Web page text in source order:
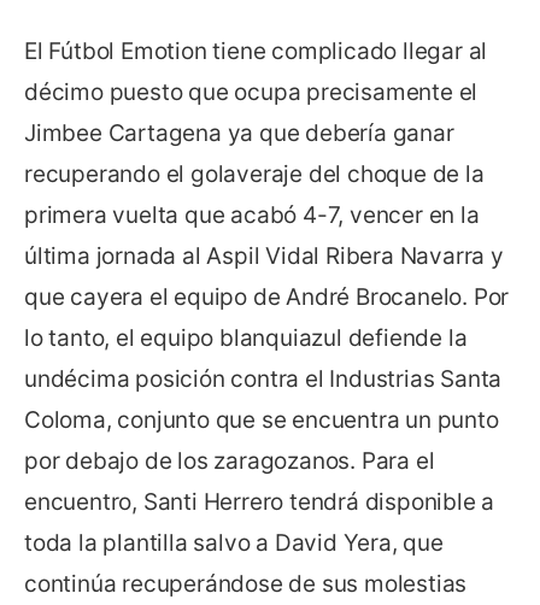
El Fútbol Emotion tiene complicado llegar al
décimo puesto que ocupa precisamente el
Jimbee Cartagena ya que debería ganar
recuperando el golaveraje del choque de la
primera vuelta que acabó 4-7, vencer en la
última jornada al Aspil Vidal Ribera Navarra y
que cayera el equipo de André Brocanelo. Por
lo tanto, el equipo blanquiazul defiende la
undécima posición contra el Industrias Santa
Coloma, conjunto que se encuentra un punto
por debajo de los zaragozanos. Para el
encuentro, Santi Herrero tendrá disponible a
toda la plantilla salvo a David Yera, que
continúa recuperándose de sus molestias